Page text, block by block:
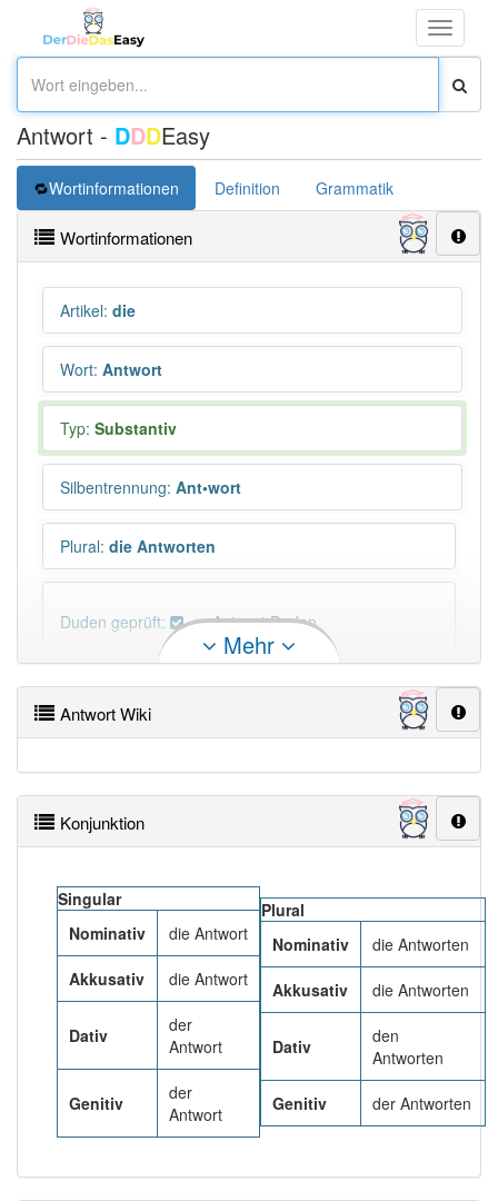
Toggle
Antwort - DDDEasy
Wortinformationen Definition Grammatik
Wortinformationen
Artikel: die
Wort: Antwort
Typ: Substantiv
Silbentrennung: Ant•wort
Plural: die Antworten
Duden geprüft: Antwort Duden
×
Das Wort Antwort ist eine Ausnahme.
DER:0
DIE:4Ausnahmen Beispiele
DAS:
129
PowerIndex: 161
Häufigkeit: 8 von 10
Wörter mit Endung : 4
Artikeldie: 0
Mehr
Antwort Wiki
Konjunktion
Singular
Nominativ
die Antwort
Akkusativ die Antwort
Dativ
der
Antwort
Genitiv
der
Antwort
Plural
Nominativ
die Antworten
Akkusativ die Antworten
Dativ
den
Antworten
Genitiv der Antworten